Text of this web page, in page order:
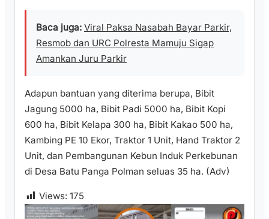
Baca juga: Viral Paksa Nasabah Bayar Parkir,
Resmob dan URC Polresta Mamuju Sigap
Amankan Juru Parkir
Adapun bantuan yang diterima berupa, Bibit
Jagung 5000 ha, Bibit Padi 5000 ha, Bibit Kopi
600 ha, Bibit Kelapa 300 ha, Bibit Kakao 500 ha,
Kambing PE 10 Ekor, Traktor 1 Unit, Hand Traktor 2
Unit, dan Pembangunan Kebun Induk Perkebunan
di Desa Batu Panga Polman seluas 35 ha. (Adv)
Views: 175